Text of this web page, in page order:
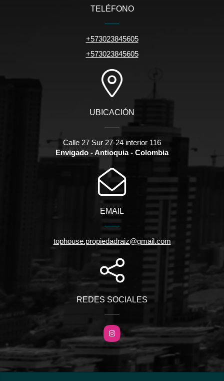
TELÉFONO
+573023845605
+573023845605
UBICACIÓN
Calle 27 Sur 27-24 interior 116
Envigado - Antioquia - Colombia
EMAIL
tophouse.propiedadraiz@gmail.com
REDES SOCIALES
Instagram